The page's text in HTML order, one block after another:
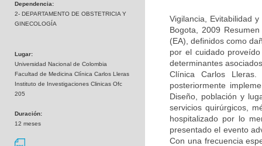
Dependencia:
2- DEPARTAMENTO DE OBSTETRICIA Y
GINECOLOGÍA
Lugar:
Universidad Nacional de Colombia
Facultad de Medicina Clínica Carlos Lleras
Instituto de Investigaciones Clinicas Ofc
205
Duración:
12 meses
Vigilancia, Evitabilidad
Bogota, 2009
(EA), definidos como
por el cuidado
determinantes
Clínica Carlos
posteriormente
Diseño, población y
servicios quirúrgicos,
hospitalizado por lo
presentado el evento
Con una frecuencia